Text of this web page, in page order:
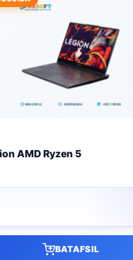
AMD Ryzen 5
BATAFSIL